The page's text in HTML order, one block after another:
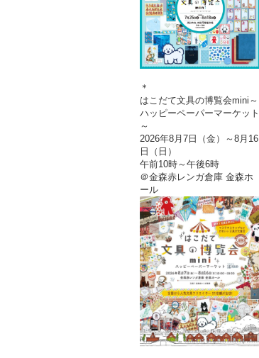
＊
はこだて文具の博覧会mini～
ハッピーペーパーマーケット
～
2026年8月7日（金）～8月16
日（日）
午前10時～午後6時
＠金森赤レンガ倉庫 金森ホ
ール